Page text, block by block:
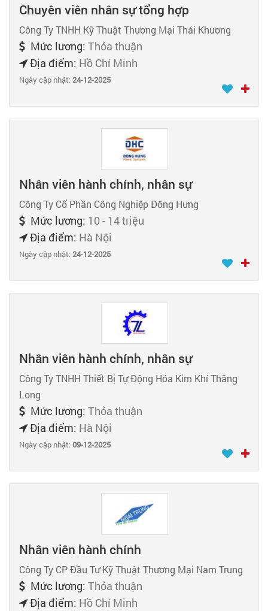
Chuyên viên nhân sự tổng hợp
Công Ty TNHH Kỹ Thuật Thương Mại Thái Khương
Mức lương: Thỏa thuận
Địa điểm: Hồ Chí Minh
Ngày cập nhật:24-12-2025
Nhân viên hành chính, nhân sự
Công Ty Cổ Phần Công Nghiệp Đông Hưng
Mức lương: 10 - 14 triệu
Địa điểm: Hà Nội
Ngày cập nhật:24-12-2025
Nhân viên hành chính, nhân sự
Công Ty TNHH Thiết Bị Tự Động Hóa Kim Khí Thăng
Long
Mức lương: Thỏa thuận
Địa điểm: Hà Nội
Ngày cập nhật:09-12-2025
Nhân viên hành chính
Công Ty CP Đầu Tư Kỹ Thuật Thương Mại Nam Trung
Mức lương: Thỏa thuận
Địa điểm: Hồ Chí Minh